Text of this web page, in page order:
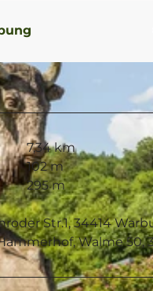
7,34 km
102 m
295 m
Str.1, 34414
Walme 50,